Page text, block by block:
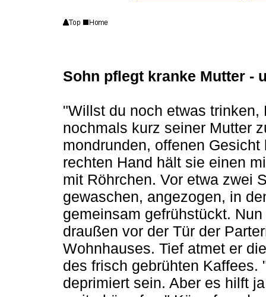
Sohn pflegt kranke Mutter -
"Willst du noch etwas
nochmals kurz seiner Mutter
mondrunden, offenen
rechten Hand hält sie einen
mit Röhrchen. Vor etwa zwei
gewaschen, angezogen, in
gemeinsam gefrühstückt.
draußen vor der Tür der
Wohnhauses. Tief atmet er
des frisch gebrühten
deprimiert sein. Aber es hilft